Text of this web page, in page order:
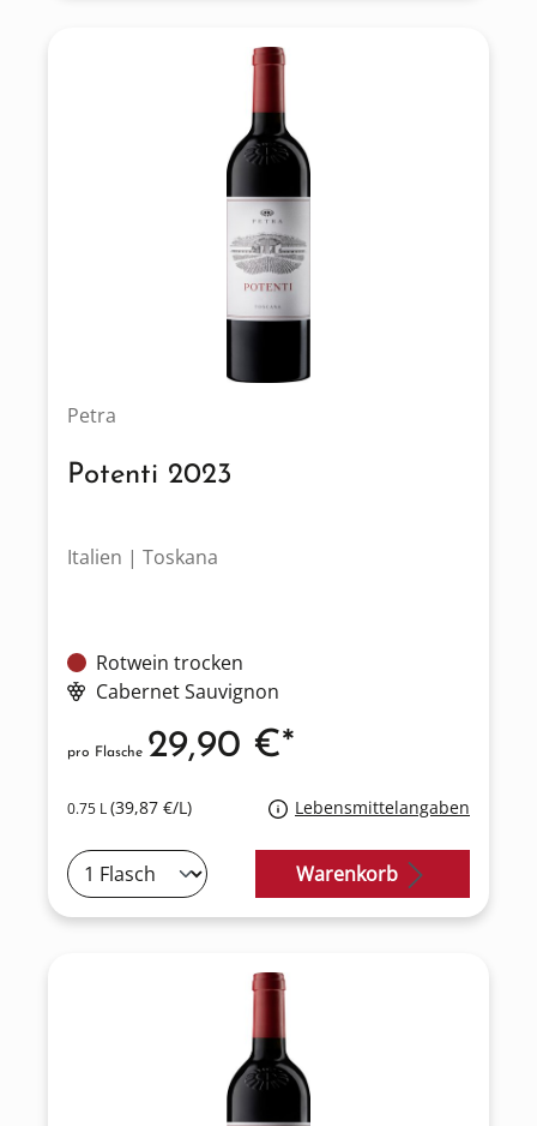
Petra
Potenti 2023
Italien | Toskana
Rotwein trocken
Cabernet Sauvignon
0.75 L(39,87 €/L) Lebensmittelangaben
pro Flasche 29,90 €*
Warenkorb